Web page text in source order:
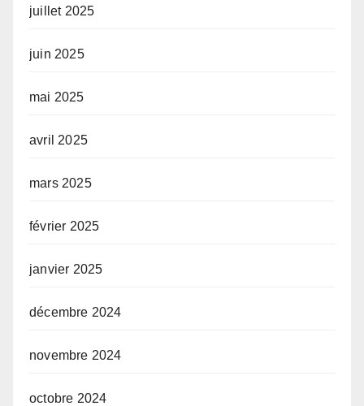
juillet 2025
juin 2025
mai 2025
avril 2025
mars 2025
février 2025
janvier 2025
décembre 2024
novembre 2024
octobre 2024